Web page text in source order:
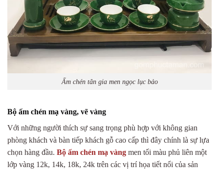
Ấm chén tân gia men ngọc lục bảo
Bộ ấm chén mạ vàng, vẽ vàng
Với những người thích sự sang trọng phù hợp với không gian
phòng khách và bàn tiếp khách gỗ cao cấp thì đây chính là sự lựa
chọn hàng đầu. Bộ ấm chén mạ vàng men tối màu phủ liên một
lớp vàng 12k, 14k, 18k, 24k trên các vị trí họa tiết nổi của sản